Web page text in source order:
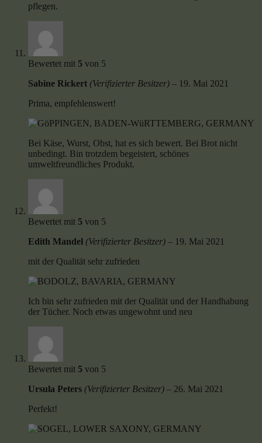
pflegen.
Bewertet mit 5 von 5
Sabine Rickert (Verifizierter Besitzer) – 19. Mai 2021
Prima, empfehlenswert!
Bei Käse, Wurst, Obst, hat es sich bewert. Bei Brot nicht
unbedingt. Bin trotzdem begeistert, schönes
umweltfreundliches Produkt.
Bewertet mit 5 von 5
Edith Mandel (Verifizierter Besitzer) – 19. Mai 2021
mit der Qualität sehr zufrieden
Ich bin sehr zufrieden mit der Qualität und der Handhabung
der Tücher. Noch etwas ungewohnt und neu
Bewertet mit 5 von 5
Ursula Peters (Verifizierter Besitzer) – 26. Mai 2021
Perfekt!